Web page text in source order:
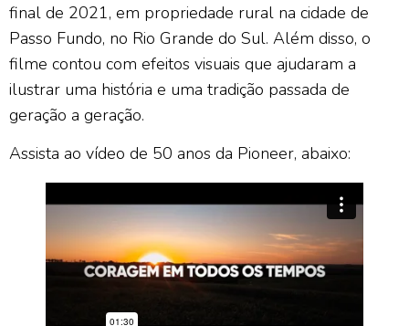
final de 2021, em propriedade rural na cidade de
Passo Fundo, no Rio Grande do Sul. Além disso, o
filme contou com efeitos visuais que ajudaram a
ilustrar uma história e uma tradição passada de
geração a geração.
Assista ao vídeo de 50 anos da Pioneer, abaixo: